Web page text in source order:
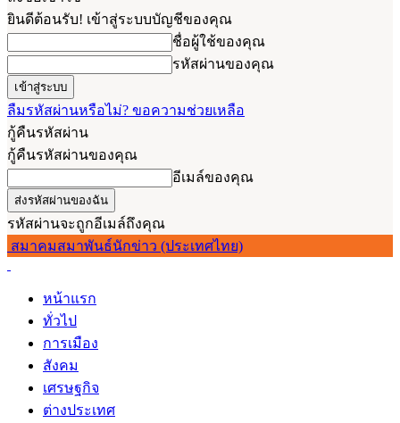
ยินดีต้อนรับ! เข้าสู่ระบบบัญชีของคุณ
ชื่อผู้ใช้ของคุณ
รหัสผ่านของคุณ
ลืมรหัสผ่านหรือไม่? ขอความช่วยเหลือ
กู้คืนรหัสผ่าน
กู้คืนรหัสผ่านของคุณ
อีเมล์ของคุณ
รหัสผ่านจะถูกอีเมล์ถึงคุณ
สมาคมสมาพันธ์นักข่าว (ประเทศไทย)
หน้าแรก
ทั่วไป
การเมือง
สังคม
เศรษฐกิจ
ต่างประเทศ